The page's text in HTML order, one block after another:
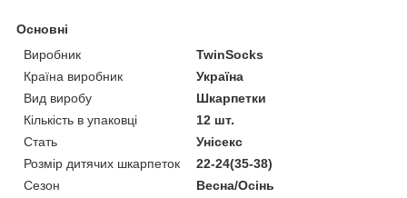
Основні
Виробник
TwinSocks
Країна виробник
Україна
Вид виробу
Шкарпетки
Кількість в упаковці
12 шт.
Стать
Унісекс
Розмір дитячих шкарпеток
22-24(35-38)
Сезон
Весна/Осінь